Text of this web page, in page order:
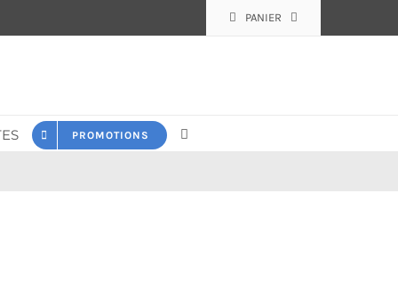
PANIER
PROMOTIONS